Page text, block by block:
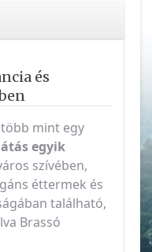
és
mint egy
egyik
szívében,
éttermek és
található,
Brassó